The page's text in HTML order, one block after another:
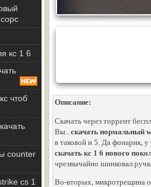
кс 1 6
чтоб
counter
cs 1
Описание:
Скачать через торрент
Вы.. скачать нормальный
в таковой и 5. Да фонарик, у
скачать кс 1 6 нового
чрезвычайно шинковал
Во-вторых, микротрещина